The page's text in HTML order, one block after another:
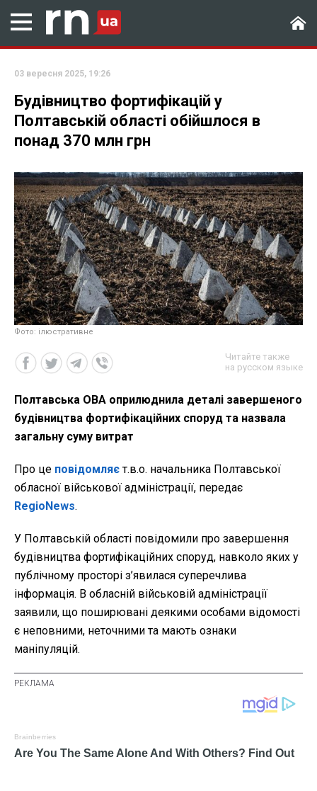
03 вересня 2025, 19:26
Будівництво фортифікацій у
Полтавській області обійшлося в
понад 370 млн грн
Фото: ілюстративне
Читайте также
на русском языке
Полтавська ОВА оприлюднила деталі завершеного
будівництва фортифікаційних споруд та назвала
загальну суму витрат
Про це повідомляєт.в.о. начальника Полтавської
обласної військової адміністрації, передає
RegioNews.
У Полтавській області повідомили про завершення
будівництва фортифікаційних споруд, навколо яких у
публічному просторі з’явилася суперечлива
інформація. В обласній військовій адміністрації
заявили, що поширювані деякими особами відомості
є неповними, неточними та мають ознаки
маніпуляцій.